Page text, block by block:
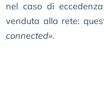
nel caso di
venduta alla rete:
connected».